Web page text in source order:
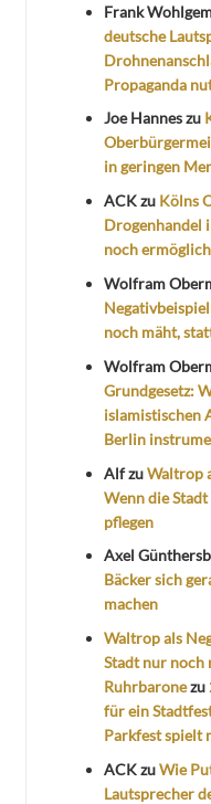
Frank
deutsche
Propaganda
Joe Hanneszu
in geringen
ACKzu Kölns
Drogenhandel
noch
Wolfram
noch mäht,
Wolfram
Grundgesetz:
islamistischen
Berlin
AlfzuWaltrop
Wenn die
pflegen
Axel
Bäcker sich
machen
Waltrop als
Stadt nur noch
Ruhrbaronezu
für ein
Parkfest spielt
ACKzuWie
Lautsprecher